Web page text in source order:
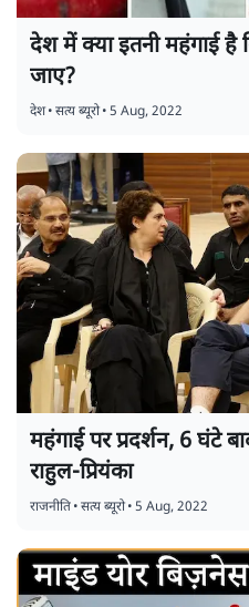
देश में क्या इतनी महंगाई
जाए?
देश•सत्य ब्यूरो•5 Aug, 2022
महंगाई पर प्रदर्शन, 6 घंटे
राहुल-प्रियंका
राजनीति•सत्य ब्यूरो•5 Aug, 2022